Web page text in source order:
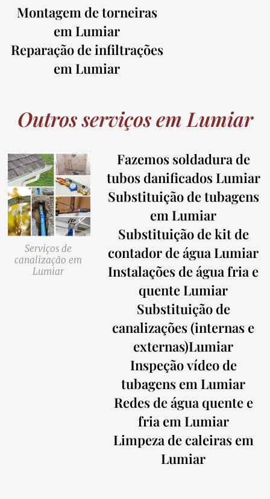
Montagem de torneiras
em Lumiar
Reparação de infiltrações
em Lumiar
Outros serviços em Lumiar
Serviços de
canalização em
Lumiar
Fazemos soldadura de
tubos danificados Lumiar
Substituição de tubagens
em Lumiar
Substituição de kit de
contador de água Lumiar
Instalações de água fria e
quente Lumiar
Substituição de
canalizações (internas e
externas)Lumiar
Inspeçãovídeo de
tubagens em Lumiar
Redes de água quente e
fria em Lumiar
Limpeza de caleiras em
Lumiar